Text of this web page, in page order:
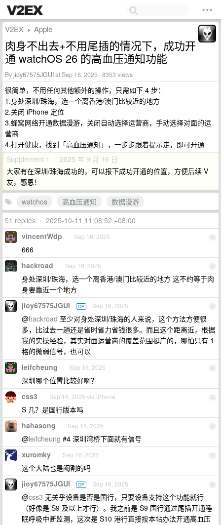
V2EX › Apple
肉身不出去+不用尾插的情况下，成功开
通 watchOS 26 的高血压通知功能
Byjioy67575JGUIat Sep 16, 2025 · 8353 views
很简单，不用任何其他额外的操作，只需如下 4 步：
1.身处深圳/珠海，选一个离香港/澳门比较近的地方
2.关闭 iPhone 定位
3.蜂窝网络开通数据漫游，关闭自动选择运营商，手动选择对面的运
营商
4.打开健康，找到「高血压通知」，一步步跟着提示走，即可开通
Supplement 1 · 2025 年 9 月 16 日
大家有在深圳/珠海成功的，可以报下成功开通的位置，方便后续 V
友，感恩！
watchos
高血压通知
数据漫游
51 replies • 2025-10-11 11:08:52 +08:00
1
vincentWdp Sep 16, 2025
666
2
hackroad Sep 16, 2025
身处深圳/珠海，选一个离香港/澳门比较近的地方 这不约等于肉
身要靠近一个地方
3
jioy67575JGUI OP Sep 16, 2025
@hackroad 至少对身处深圳/珠海的人来说，这个方法方便很
多，比过去一趟还是省时省力省钱很多。而且这个距离近，根据
我的实操经验，其实对面运营商的覆盖范围挺广的，哪怕只有 1
格的微弱信号，也可以
4
leifcheung Sep 16, 2025
深圳哪个位置比较好啊？
5
css3 Sep 16, 2025 via iPhone
S 几？是国行版本吗
6
hahasong Sep 16, 2025
@leifcheung #4 深圳湾桥下面就有信号
7
xuromky Sep 16, 2025
这个大陆也是阉割的吗
8
jioy67575JGUI OP Sep 16, 2025
@css3 无关乎设备是否是国行，只要设备支持这个功能就行
（好像是 S9 及以上才行）。我之前是 S9 国行通过尾插开通睡
眠呼吸中断监测，这次是 S10 港行直接按本帖办法开通高血压